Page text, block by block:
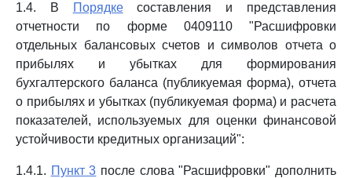
1.4. В Порядкесоставления и представления
отчетности по форме 0409110 "Расшифровки
отдельных балансовых счетов и символов отчета о
прибылях и убытках для формирования
бухгалтерского баланса (публикуемая форма), отчета
о прибылях и убытках (публикуемая форма) и расчета
показателей, используемых для оценки финансовой
устойчивости кредитных организаций":
1.4.1. Пункт 3 после слова "Расшифровки" дополнить